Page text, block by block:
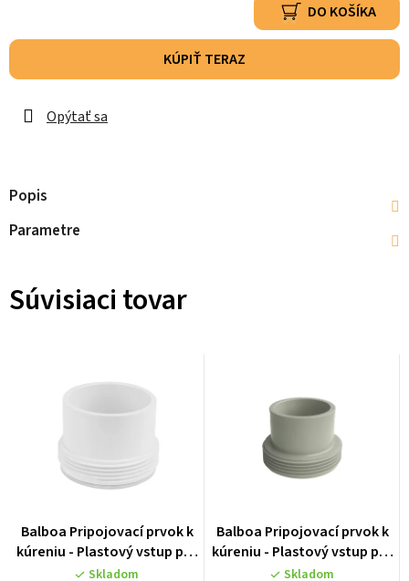
DO KOŠÍKA
KÚPIŤ TERAZ
Opýtať sa
Popis
Parametre
Súvisiaci tovar
Balboa Pripojovací prvok k
kúreniu - Plastový vstup pre
hadicu 48mm - 50084
Skladom
Balboa Pripojovací prvok k
kúreniu - Plastový vstup pre
hadicu 50mm - 50084M
Skladom